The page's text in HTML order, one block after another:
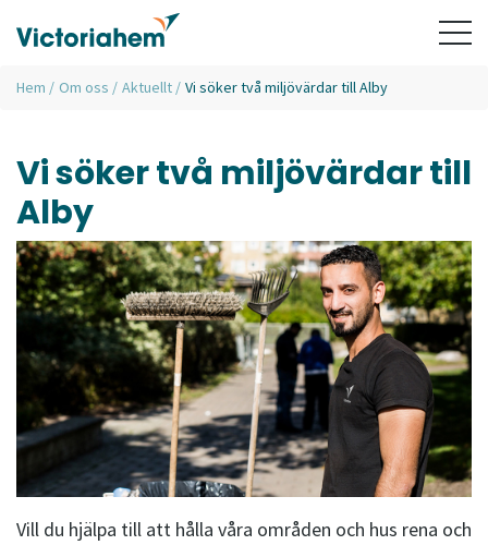
Hem / Om oss / Aktuellt / Vi söker två miljövärdar till Alby
Vi söker två miljövärdar till
Alby
Vill du hjälpa till att hålla våra områden och hus rena och